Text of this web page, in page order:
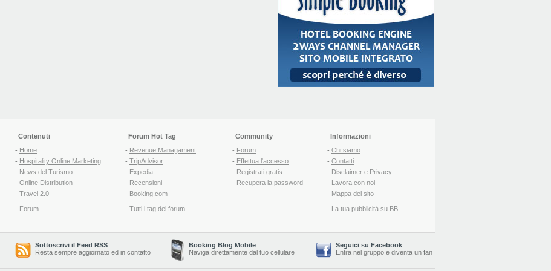
Contenuti
- Home
- Hospitality Online Marketing
- News del Turismo
- Online Distribution
- Travel 2.0
- Forum
Forum Hot Tag
- Revenue Managament
- TripAdvisor
- Expedia
- Recensioni
- Booking.com
- Tutti i tag del forum
Community
- Forum
- Effettua l'accesso
- Registrati gratis
- Recupera la password
Informazioni
- Chi siamo
- Contatti
- Disclaimer e Privacy
- Lavora con noi
- Mappa del sito
- La tua pubblicità su BB
Sottoscrivi il Feed RSS
Resta sempre aggiornato ed in contatto
Booking Blog Mobile
Naviga direttamente dal tuo cellulare
Seguici su Facebook
Entra nel gruppo e diventa un fan